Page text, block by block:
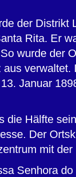
der Distrikt
Rita. Er
wurde der
Januar
die Hälfte
Der
mit der
Senhora